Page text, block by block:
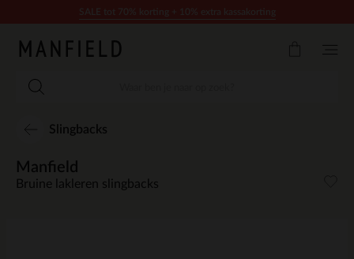
Slingbacks
Manfield
Bruine lakleren slingbacks